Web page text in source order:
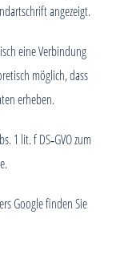
angezeigt.
eine Verbindung
möglich, dass
erheben.
1 lit. f DS‑GVO zum
Google finden Sie